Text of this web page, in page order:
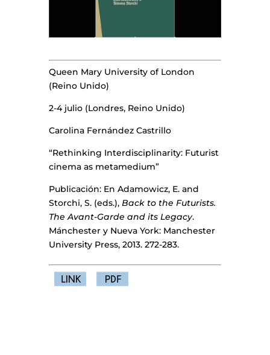
Queen Mary University of London
(Reino Unido)
2-4 julio (Londres, Reino Unido)
Carolina Fernández Castrillo
“Rethinking Interdisciplinarity: Futurist
cinema as metamedium”
Publicación: En Adamowicz, E. and
Storchi, S. (eds.), Back to the Futurists.
The Avant-Garde and its Legacy.
Mánchester y Nueva York: Manchester
University Press, 2013. 272-283.